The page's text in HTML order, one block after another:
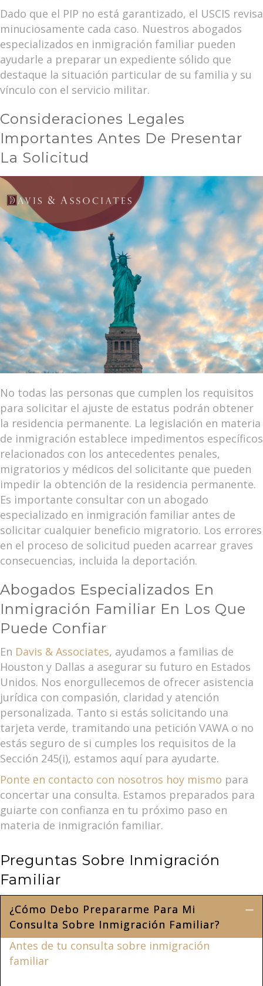
Dado que el PIP no está garantizado, el USCIS revisa
minuciosamente cada caso. Nuestros abogados
especializados en inmigración familiar pueden
ayudarle a preparar un expediente sólido que
destaque la situación particular de su familia y su
vínculo con el servicio militar.
Consideraciones Legales
Importantes Antes De Presentar
La Solicitud
No todas las personas que cumplen los requisitos
para solicitar el ajuste de estatus podrán obtener
la residencia permanente. La legislación en materia
de inmigración establece impedimentos específicos
relacionados con los antecedentes penales,
migratorios y médicos del solicitante que pueden
impedir la obtención de la residencia permanente.
Es importante consultar con un abogado
especializado en inmigración familiar antes de
solicitar cualquier beneficio migratorio. Los errores
en el proceso de solicitud pueden acarrear graves
consecuencias, incluida la deportación.
Abogados Especializados En
Inmigración Familiar En Los Que
Puede Confiar
En Davis & Associates, ayudamos a familias de
Houston y Dallas a asegurar su futuro en Estados
Unidos. Nos enorgullecemos de ofrecer asistencia
jurídica con compasión, claridad y atención
personalizada. Tanto si estás solicitando una
tarjeta verde, tramitando una petición VAWA o no
estás seguro de si cumples los requisitos de la
Sección 245(i), estamos aquí para ayudarte.
Ponte en contacto con nosotros hoy mismo para
concertar una consulta. Estamos preparados para
guiarte con confianza en tu próximo paso en
materia de inmigración familiar.
Preguntas Sobre Inmigración
Familiar
¿Cómo Debo Prepararme Para Mi
Consulta Sobre Inmigración Familiar?
Antes de tu consulta sobre inmigración
familiar